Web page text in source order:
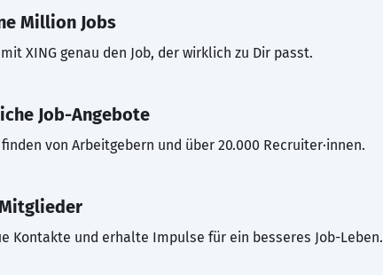
Million Jobs
XING genau den Job, der wirklich zu Dir passt.
Job-Angebote
von Arbeitgebern und über 20.000 Recruiter·innen.
Kontakte und erhalte Impulse für ein besseres Job-Leben.